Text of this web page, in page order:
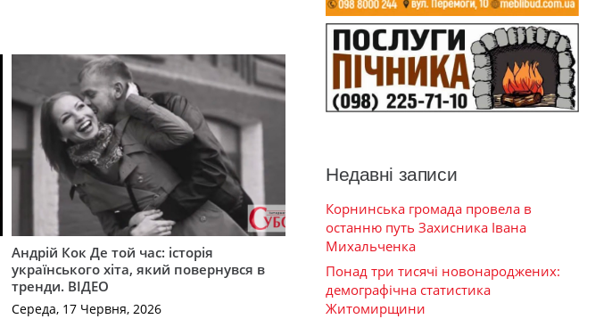
Андрій Кок Де той час: історія
українського хіта, який повернувся в
тренди. ВІДЕО
Середа, 17 Червня, 2026
Недавні записи
Корнинська громада провела в
останню путь Захисника Івана
Михальченка
Понад три тисячі новонароджених:
демографічна статистика
Житомирщини